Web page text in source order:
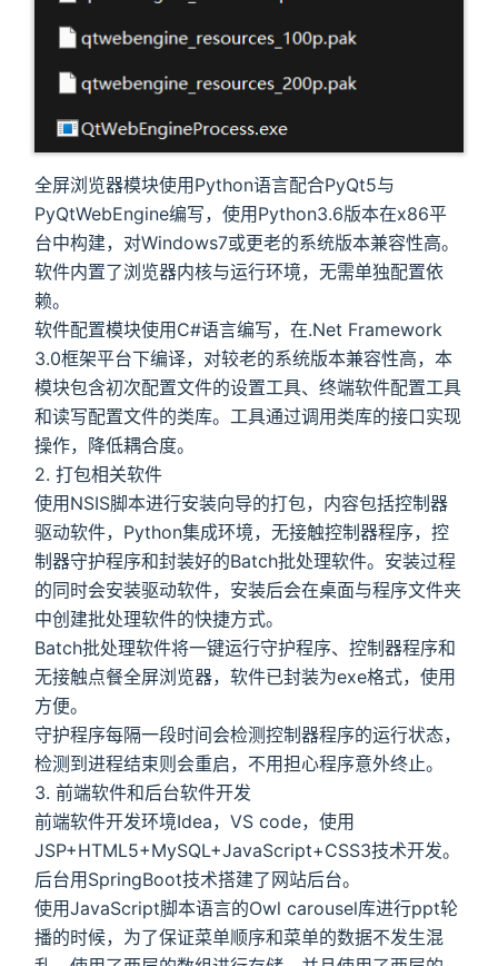
全屏浏览器模块使用Python语言配合PyQt5与
PyQtWebEngine编写，使用Python3.6版本在x86平
台中构建，对Windows7或更老的系统版本兼容性高。
软件内置了浏览器内核与运行环境，无需单独配置依
赖。
软件配置模块使用C#语言编写，在.Net Framework
3.0框架平台下编译，对较老的系统版本兼容性高，本
模块包含初次配置文件的设置工具、终端软件配置工具
和读写配置文件的类库。工具通过调用类库的接口实现
操作，降低耦合度。
2. 打包相关软件
使用NSIS脚本进行安装向导的打包，内容包括控制器
驱动软件，Python集成环境，无接触控制器程序，控
制器守护程序和封装好的Batch批处理软件。安装过程
的同时会安装驱动软件，安装后会在桌面与程序文件夹
中创建批处理软件的快捷方式。
Batch批处理软件将一键运行守护程序、控制器程序和
无接触点餐全屏浏览器，软件已封装为exe格式，使用
方便。
守护程序每隔一段时间会检测控制器程序的运行状态，
检测到进程结束则会重启，不用担心程序意外终止。
3. 前端软件和后台软件开发
前端软件开发环境Idea，VS code，使用
JSP+HTML5+MySQL+JavaScript+CSS3技术开发。
后台用SpringBoot技术搭建了网站后台。
使用JavaScript脚本语言的Owl carousel库进行ppt轮
播的时候，为了保证菜单顺序和菜单的数据不发生混